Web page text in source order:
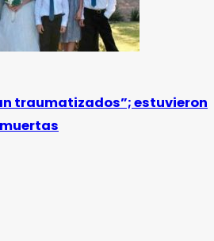
traumatizados”; estuvieron